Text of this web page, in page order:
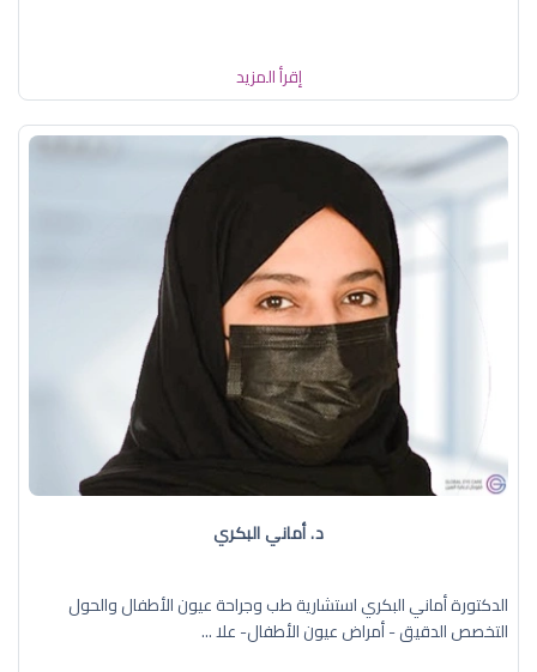
إقرأ المزيد
د. أماني البكري
الدكتورة أماني البكري استشارية طب وجراحة عيون الأطفال والحول
التخصص الدقيق - أمراض عيون الأطفال- علا ...